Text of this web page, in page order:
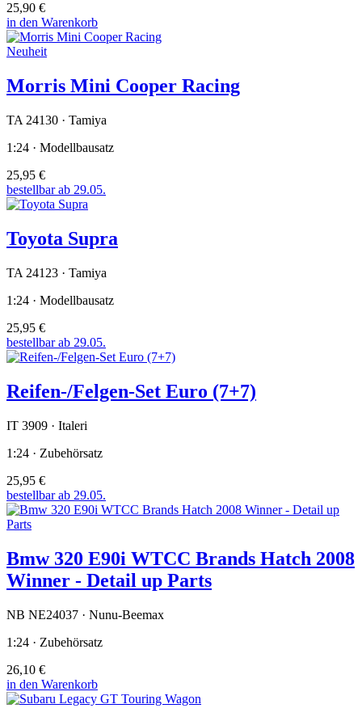
25,90 €
in den Warenkorb
Neuheit
Morris Mini Cooper Racing
TA 24130 · Tamiya
1:24 · Modellbausatz
25,95 €
bestellbar ab 29.05.
Toyota Supra
TA 24123 · Tamiya
1:24 · Modellbausatz
25,95 €
bestellbar ab 29.05.
Reifen-/Felgen-Set Euro (7+7)
IT 3909 · Italeri
1:24 · Zubehörsatz
25,95 €
bestellbar ab 29.05.
Bmw 320 E90i WTCC Brands Hatch 2008
Winner - Detail up Parts
NB NE24037 · Nunu-Beemax
1:24 · Zubehörsatz
26,10 €
in den Warenkorb